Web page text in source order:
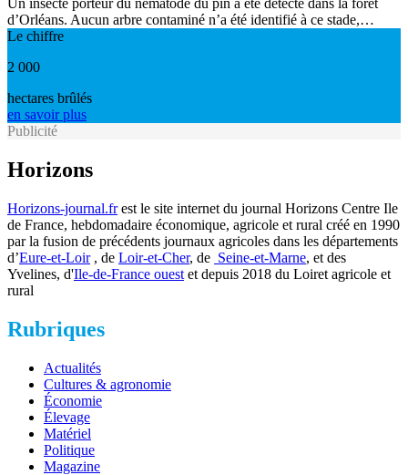
Un insecte porteur du nématode du pin a été détecté dans la forêt
d’Orléans. Aucun arbre contaminé n’a été identifié à ce stade,…
Le chiffre
2 000
hectares brûlés
en savoir plus
Publicité
Horizons
Horizons-journal.frest le site internet du journal Horizons Centre Ile
de France, hebdomadaire économique, agricole et rural créé en 1990
par la fusion de précédents journaux agricoles dans les départements
d’Eure-et-Loir, de Loir-et-Cher, de Seine-et-Marne, et des
Yvelines, d'Ile-de-France ouest et depuis 2018 du Loiret agricole et
rural
Rubriques
Actualités
Cultures & agronomie
Économie
Élevage
Matériel
Politique
Magazine